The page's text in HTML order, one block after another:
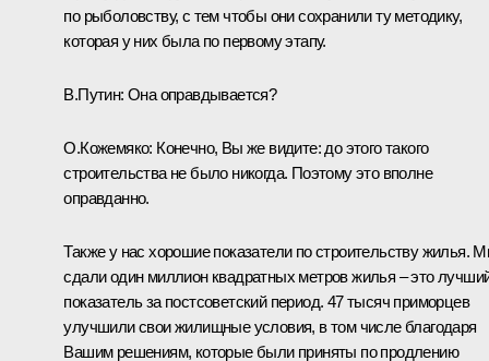
по рыболовству, с тем чтобы они сохранили ту методику,
которая у них была по первому этапу.
В.Путин: Она оправдывается?
О.Кожемяко: Конечно, Вы же видите: до этого такого
строительства не было никогда. Поэтому это вполне
оправданно.
Также у нас хорошие показатели по строительству жилья.
сдали один миллион квадратных метров жилья – это
показатель за постсоветский период. 47 тысяч приморцев
улучшили свои жилищные условия, в том числе благодаря
Вашим решениям, которые были приняты по продлению